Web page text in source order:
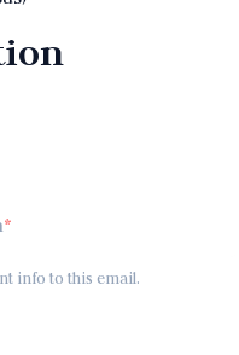
info to this email.